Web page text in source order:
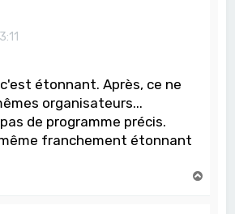
étonnant. Après, ce ne
organisateurs...
de programme précis.
franchement étonnant